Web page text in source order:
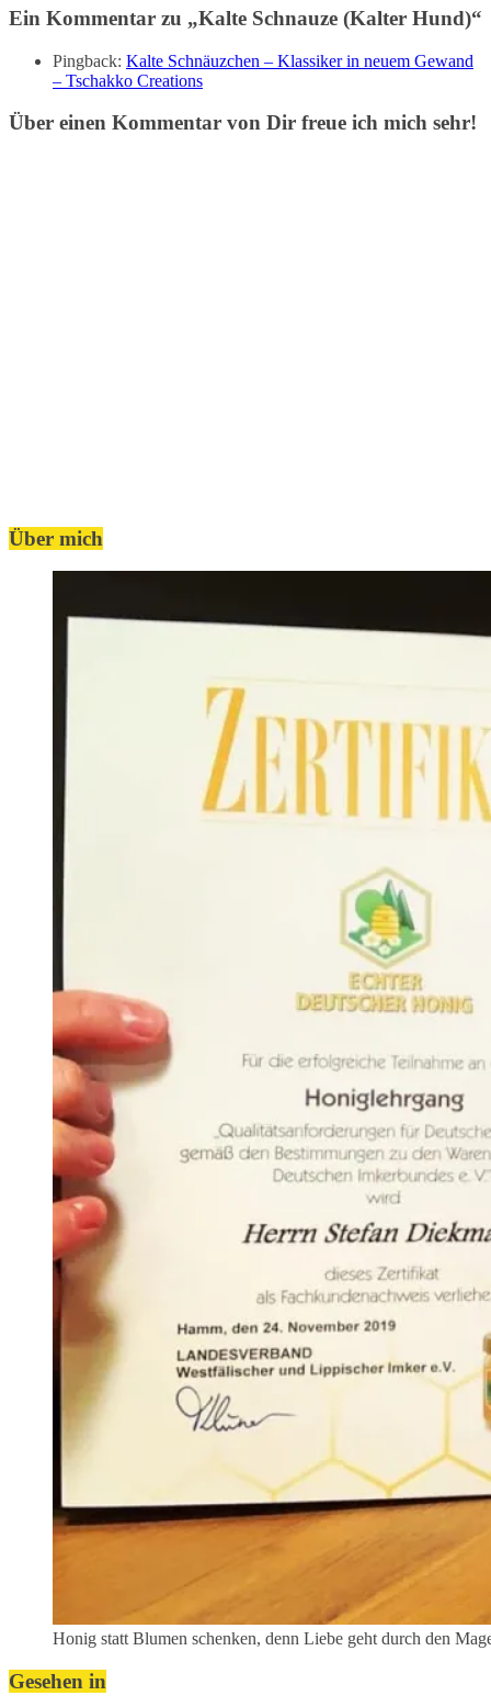
Ein Kommentar zu „Kalte Schnauze (Kalter Hund)“
Pingback: Kalte Schnäuzchen – Klassiker in neuem Gewand
– Tschakko Creations
Über einen Kommentar von Dir freue ich mich sehr!
Über mich
Honig statt Blumen schenken, denn Liebe geht durch den
Gesehen in